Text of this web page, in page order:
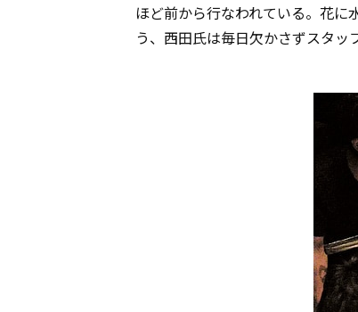
ほど前から行なわれている。花に
う、西田氏は毎日欠かさずスタッ